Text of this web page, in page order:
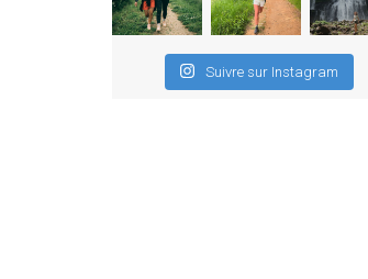
Suivre sur Instagram